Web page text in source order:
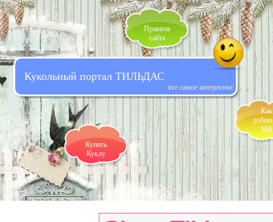
Кукольный портал ТИЛЬДАС
все самое интересное
Правила
сайта
Купить
Куклу
Как
МК